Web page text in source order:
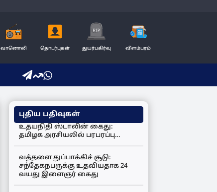
வானொலி தொடர்புகள் துயர்பகிர்வு விளம்பரம்
புதிய பதிவுகள்
உதயநிதி ஸ்டாலின் கைது:
தமிழக அரசியலில் பரபரப்பு…
வத்தளை துப்பாக்கிச் சூடு:
சந்தேகநபருக்கு உதவியதாக 24
வயது இளைஞர் கைது